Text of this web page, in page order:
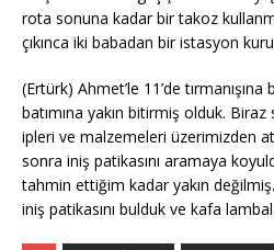
rota sonuna kadar bir takoz
çıkınca iki babadan bir istasyon
(Ertürk) Ahmet’le 11’de tırmanışına
batımına yakın bitirmiş olduk.
ipleri ve malzemeleri üzerimizden
sonra iniş patikasını aramaya
tahmin ettiğim kadar yakın
iniş patikasını bulduk ve kafa